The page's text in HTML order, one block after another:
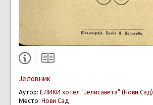
Јеловник
Аутор: ЕЛИКИ хотел "Јелисавета" (Нови Сад)
Место: Нови Сад